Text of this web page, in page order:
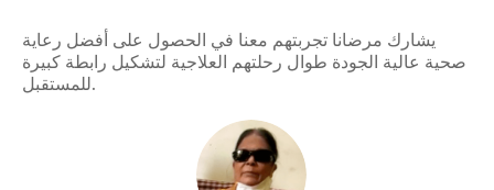
يشارك مرضانا تجربتهم معنا في الحصول على أفضل رعاية
صحية عالية الجودة طوال رحلتهم العلاجية لتشكيل رابطة كبيرة
للمستقبل.